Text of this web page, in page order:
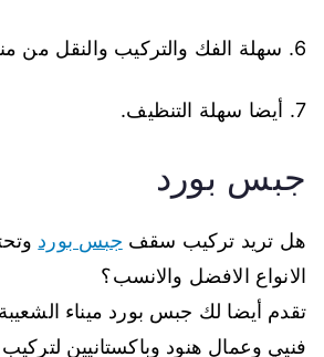
6. سهلة الفك والتركيب والنقل من منزل لاخر.
7. أيضا سهلة التنظيف.
جبس بورد
هل تريد تركيب سقف جبس بورد
الانواع الافضل والانسب؟
تقدم أيضا لك جبس بورد ميناء
فنيي وعمال هنود وباكستانيين